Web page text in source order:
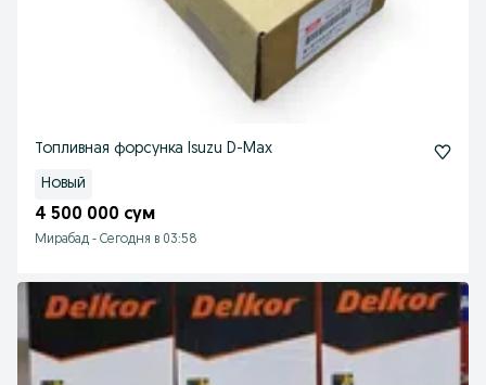
Топливная форсунка Isuzu D-Max
Новый
4 500 000 сум
Мирабад - Сегодня в 03:58